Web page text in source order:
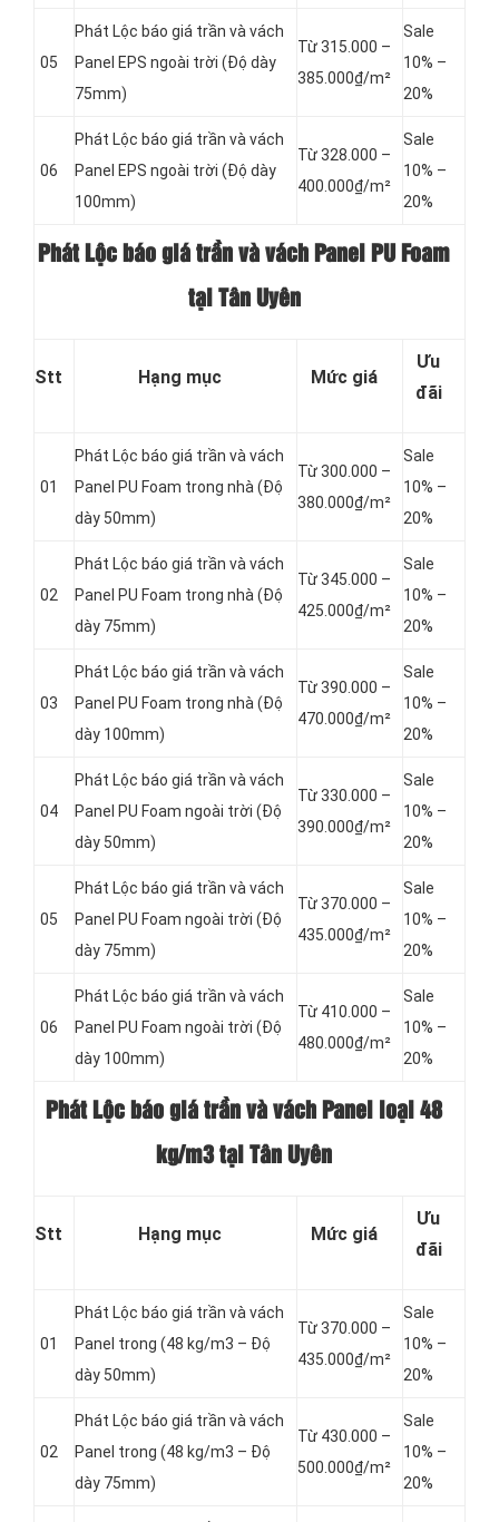
05
Phát Lộc báo giá trần và vách
Panel EPS ngoài trời (Độ dày
75mm)
Từ 315.000 –
385.000₫/m²
Sale
10% –
20%
06
Phát Lộc báo giá trần và vách
Panel EPS ngoài trời (Độ dày
100mm)
Từ 328.000 –
400.000₫/m²
Sale
10% –
20%
Phát Lộc báo giá trần và vách Panel PU Foam
tại Tân Uyên
Stt Hạng mục Mức giá
Ưu
đãi
01
Phát Lộc báo giá trần và vách
Panel PU Foam trong nhà (Độ
dày 50mm)
Từ 300.000 –
380.000₫/m²
Sale
10% –
20%
02
Phát Lộc báo giá trần và vách
Panel PU Foam trong nhà (Độ
dày 75mm)
Từ 345.000 –
425.000₫/m²
Sale
10% –
20%
03
Phát Lộc báo giá trần và vách
Panel PU Foam trong nhà (Độ
dày 100mm)
Từ 390.000 –
470.000₫/m²
Sale
10% –
20%
04
Phát Lộc báo giá trần và vách
Panel PU Foam ngoài trời (Độ
dày 50mm)
Từ 330.000 –
390.000₫/m²
Sale
10% –
20%
05
Phát Lộc báo giá trần và vách
Panel PU Foam ngoài trời (Độ
dày 75mm)
Từ 370.000 –
435.000₫/m²
Sale
10% –
20%
06
Phát Lộc báo giá trần và vách
Panel PU Foam ngoài trời (Độ
dày 100mm)
Từ 410.000 –
480.000₫/m²
Sale
10% –
20%
Phát Lộc báo giá trần và vách Panel loại 48
kg/m3 tại Tân Uyên
Stt Hạng mục Mức giá
Ưu
đãi
01
Phát Lộc báo giá trần và vách
Panel trong (48 kg/m3 – Độ
dày 50mm)
Từ 370.000 –
435.000₫/m²
Sale
10% –
20%
02
Phát Lộc báo giá trần và vách
Panel trong (48 kg/m3 – Độ
dày 75mm)
Từ 430.000 –
500.000₫/m²
Sale
10% –
20%